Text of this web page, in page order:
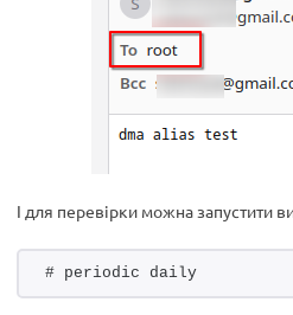
І для перевірки можна запустити
# periodic daily